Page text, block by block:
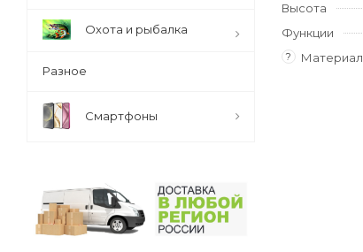
Высота
Функции
? Материал
Охота и рыбалка
Разное
Смартфоны